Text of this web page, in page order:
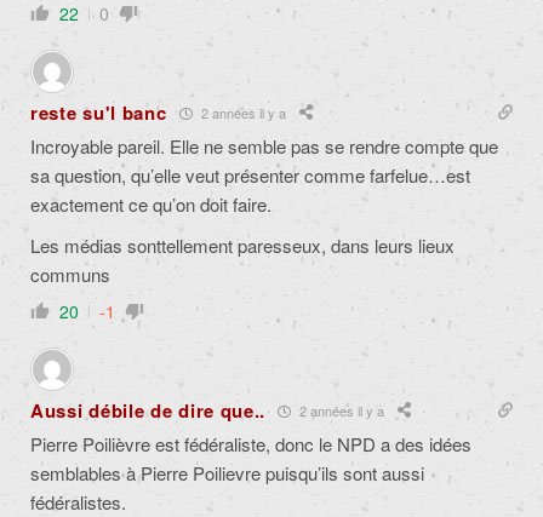
22 0
reste su'l banc 2 années il y a
Incroyable pareil. Elle ne semble pas se rendre compte que
sa question, qu’elle veut présenter comme farfelue…est
exactement ce qu’on doit faire.
Les médias sonttellement paresseux, dans leurs lieux
communs
20 -1
Aussi débile de dire que.. 2 années il y a
Pierre Poilièvre est fédéraliste, donc le NPD a des idées
semblables à Pierre Poilievre puisqu’ils sont aussi
fédéralistes.